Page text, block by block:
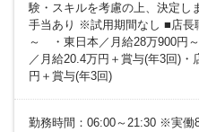
験・スキルを考慮の上、決定
手当あり ※試用期間なし ■店
～ ・東日本／月給28万900円
／月給20.4万円＋賞与(年3回)
円＋賞与(年3回)
勤務時間：06:00～21:30 ※実